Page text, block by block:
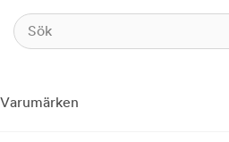
Varumärken